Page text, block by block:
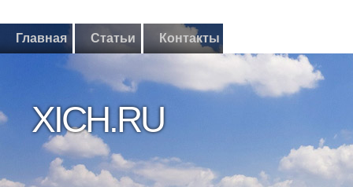
Главная Статьи Контакты
XICH.RU